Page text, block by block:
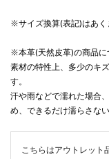
※サイズ換算(表記)はあく
※本革(天然皮革)の商品に
素材の特性上、多少のキ
す。
汗や雨などで濡れた場合
め、できるだけ濡らさな
こちらはアウトレット